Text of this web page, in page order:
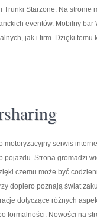
Trunki Starzone. Na stronie
eventów. Mobilny bar
jak i firm. Dzięki
motoryzacyjny serwis
pojazdu. Strona gromadzi
czemu może być
dopiero poznają świat
dotyczące różnych
formalności. Nowości na